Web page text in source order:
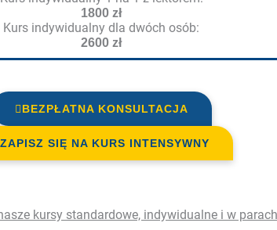
1800 zł
Kurs indywidualny dla dwóch osób:
2600 zł
BEZPŁATNA KONSULTACJA
ZAPISZ SIĘ NA KURS INTENSYWNY
kursy standardowe, indywidualne i w